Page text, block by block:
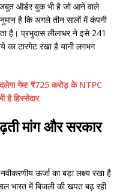
ऑर्डर बुक भी है जो आने वाले
है कि अगले तीन सालों में कंपनी
प्रभुदास लीलाधर ने इसे 241
टारगेट रखा है यानी लगभग
गेम! ₹725 करोड़ के NTPC
हिस्सेदार
मांग और सरकार
ऊर्जा का बड़ा लक्ष्य रखा है
भारत में बिजली की खपत बढ़ रही